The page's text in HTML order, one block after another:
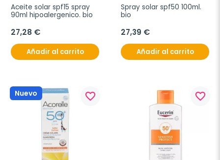
Aceite solar spf15 spray
90ml hipoalergenico. bio
27,28 €
Añadir al carrito
Spray solar spf50 100ml.
bio
27,39 €
Añadir al carrito
Nuevo favorite_border favorite_border